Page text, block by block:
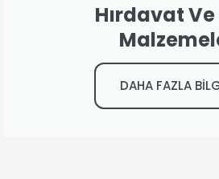
Hırdavat
DAHA FAZLA